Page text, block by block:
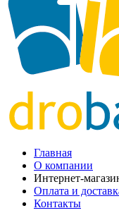
Главная
О компании
Интернет-
Оплата и
Контакты